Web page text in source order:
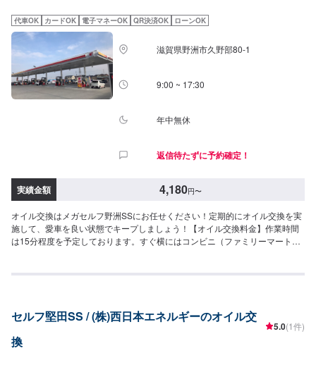
代車OK カードOK 電子マネーOK QR決済OK ローンOK
滋賀県野洲市久野部80-1
9:00 ~ 17:30
年中無休
返信待たずに予約確定！
実績金額 4,180円〜
オイル交換はメガセルフ野洲SSにお任せください！定期的にオイル交換を実
施して、愛車を良い状態でキープしましょう！【オイル交換料金】作業時間
は15分程度を予定しております。すぐ横にはコンビニ（ファミリーマート野
5W-40▶︎3,300円／L（輸入車・スポーツ車対応）・0W-8.▶︎1,980円（環境対
応）・10W-30▶︎1,210円（幅広い車種に対応）<ディーゼル車用>・5W-
30▶︎1,590円（DPF装置ディーゼル乗用車）・10W-30▶︎1,370円（DPF装置
ディーゼルトラック・バス）-----------その他料金----------->>オイルフィルター
セルフ堅田SS / (株)西日本エネルギーのオイル交
換
5.0(1件)